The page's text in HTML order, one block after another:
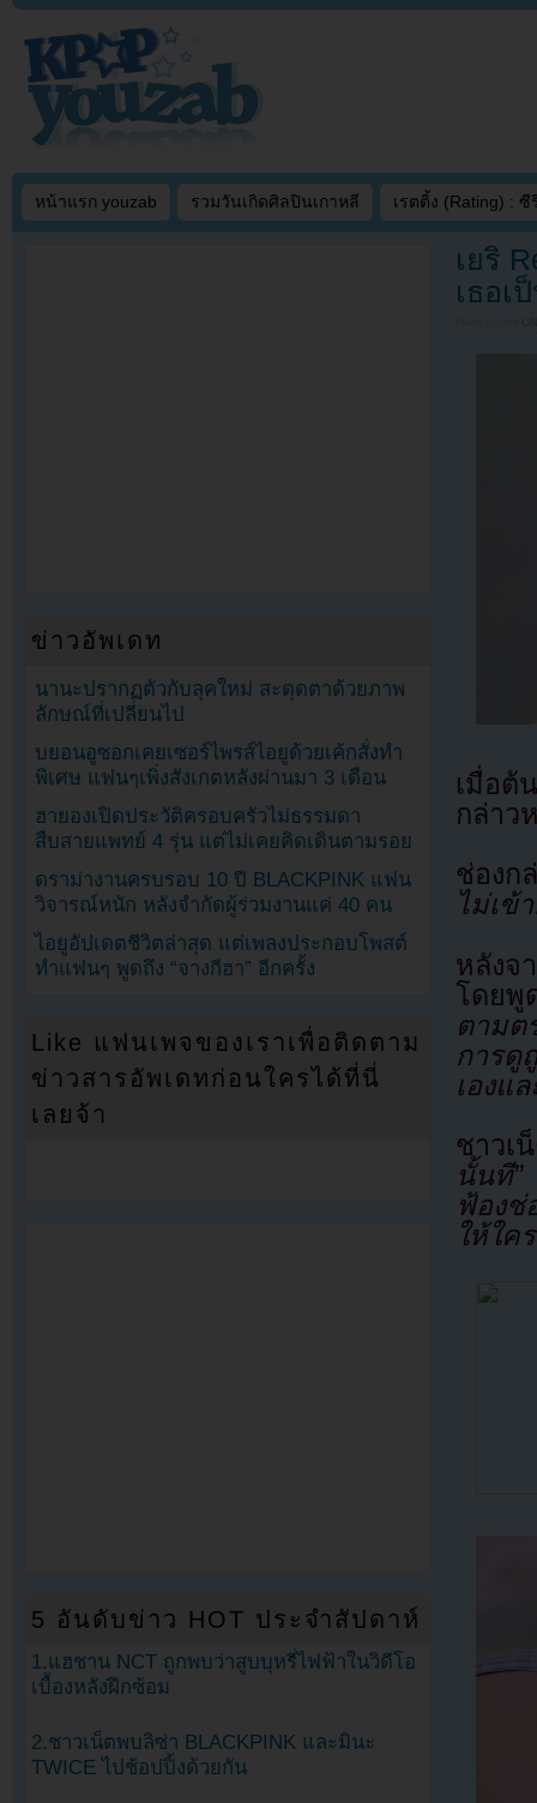
หน้าแรก youzab รวมวันเกิดศิลปินเกาหลี เรตติ้ง (Rating) : ซี
เยริ
เธอเ
เมื่อต้
กล่าว
ช่องก
ไม่เข้
หลังจ
โดยพู
ตามต
การดู
เองแ
ชาวเ
นั้นที”
ฟ้องช่
ให้ใค
ข่าวอัพเดท
นานะปรากฏตัวกับลุคใหม่ สะดุดตาด้วยภาพ
ลักษณ์ที่เปลี่ยนไป
บยอนอูซอกเคยเซอร์ไพรส์ไอยูด้วยเค้กสั่งทำ
พิเศษ แฟนๆเพิ่งสังเกตหลังผ่านมา 3 เดือน
ฮายองเปิดประวัติครอบครัวไม่ธรรมดา
สืบสายแพทย์ 4 รุ่น แต่ไม่เคยคิดเดินตามรอย
ดราม่างานครบรอบ 10 ปี BLACKPINK แฟน
วิจารณ์หนัก หลังจำกัดผู้ร่วมงานแค่ 40 คน
ไอยูอัปเดตชีวิตล่าสุด แต่เพลงประกอบโพสต์
ทำแฟนๆ พูดถึง “จางกีฮา” อีกครั้ง
Like แฟนเพจของเราเพื่อติดตาม
ข่าวสารอัพเดทก่อนใครได้ที่นี่
เลยจ้า
5 อันดับข่าว HOT ประจำสัปดาห์
1.แฮชาน NCT ถูกพบว่าสูบบุหรี่ไฟฟ้าในวิดีโอ
เบื้องหลังฝึกซ้อม
2.ชาวเน็ตพบลิซ่า BLACKPINK และมินะ
TWICE ไปช้อปปิ้งด้วยกัน